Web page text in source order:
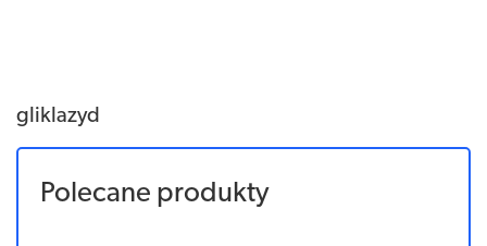
gliklazyd
Polecane produkty